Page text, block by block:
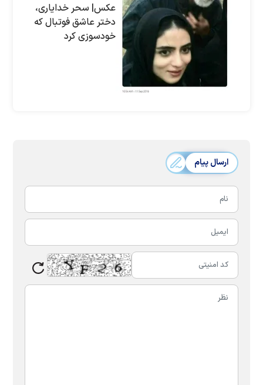
عکس| سحر خدایاری،
دختر عاشق فوتبال که
خودسوزی کرد
ارسال پیام